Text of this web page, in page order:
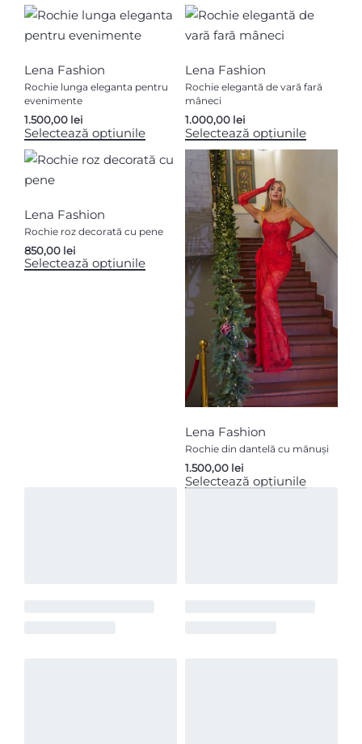
Lena Fashion
Rochie lunga eleganta pentru
evenimente
1.500,00 lei
Selectează opțiunile
Lena Fashion
Rochie elegantă de vară fară
mâneci
1.000,00 lei
Selectează opțiunile
Lena Fashion
Rochie roz decorată cu pene
850,00 lei
Selectează opțiunile
Lena Fashion
Rochie din dantelă cu mănuși
1.500,00 lei
Selectează opțiunile